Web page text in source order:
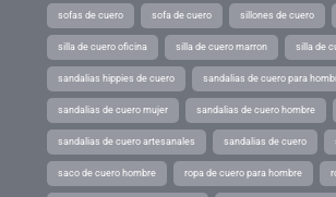
sofas de cuero sofa de cuero sillones de cuero
silla de cuero oficina silla de cuero marron silla de
sandalias hippies de cuero sandalias de cuero para
sandalias de cuero mujer sandalias de cuero hombre
sandalias de cuero artesanales sandalias de cuero
saco de cuero hombre ropa de cuero para hombre